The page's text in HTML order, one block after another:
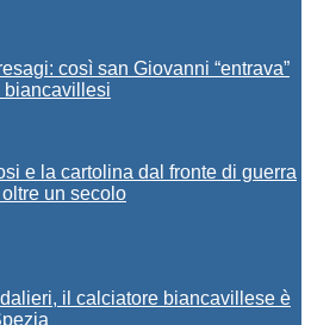
così san Giovanni “entrava”
biancavillesi
e la cartolina dal fronte di guerra
un secolo
il calciatore biancavillese è